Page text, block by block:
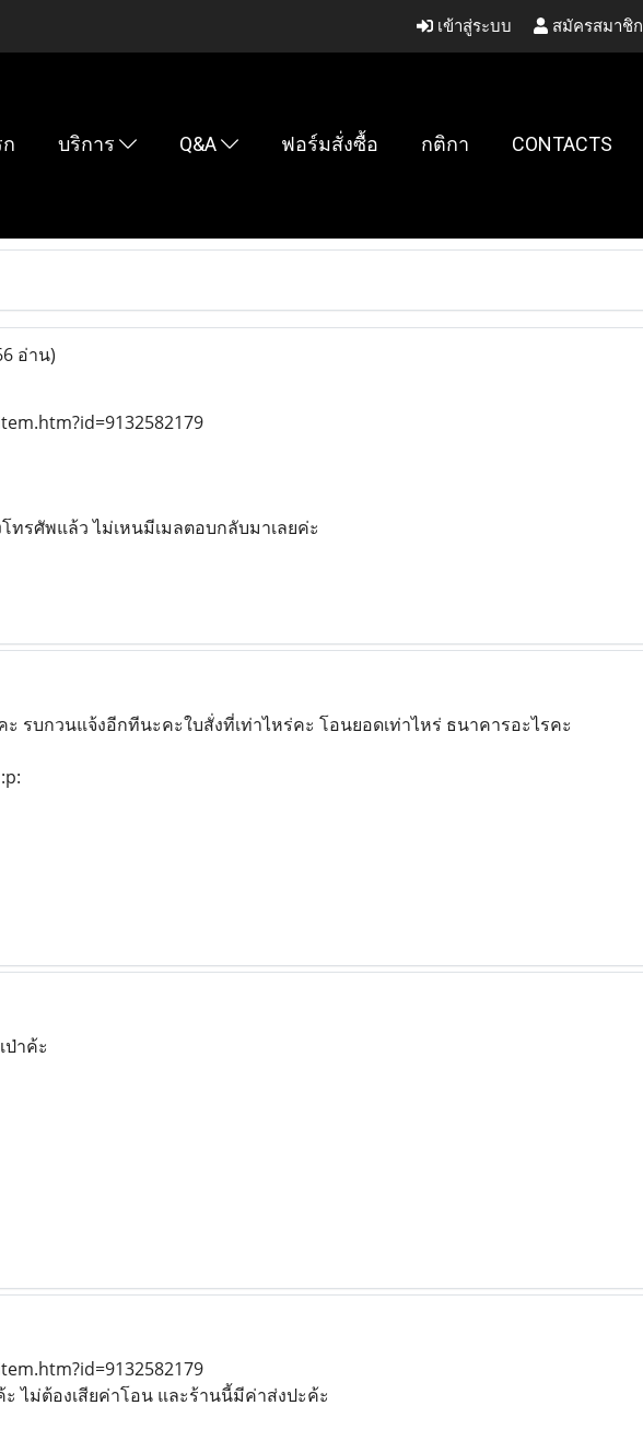
เข้าสู่ระบบ สมัครสมาชิก
บริการ Q&A ฟอร์มสั่งซื้อ กติกา CONTACTS
อ่าน)
ทรศัพแล้ว ไม่เหนมีเมลตอบกลับมาเลยค่ะ
รบกวนแจ้งอีกทีนะคะใบสั่งที่เท่าไหร่คะ โอนยอดเท่าไหร่ ธนาคารอะไรคะ
ป่าค้ะ
ไม่ต้องเสียค่าโอน และร้านนี้มีค่าส่งปะค้ะ